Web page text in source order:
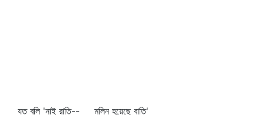
যত বলি 'নাই রাতি-- মলিন হয়েছে বাতি'